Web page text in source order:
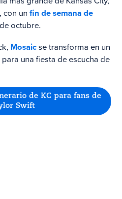
con unfin de semana de
octubre.
Mosaicse transforma en un
una fiesta de escucha de
de KC para fans de
Swift